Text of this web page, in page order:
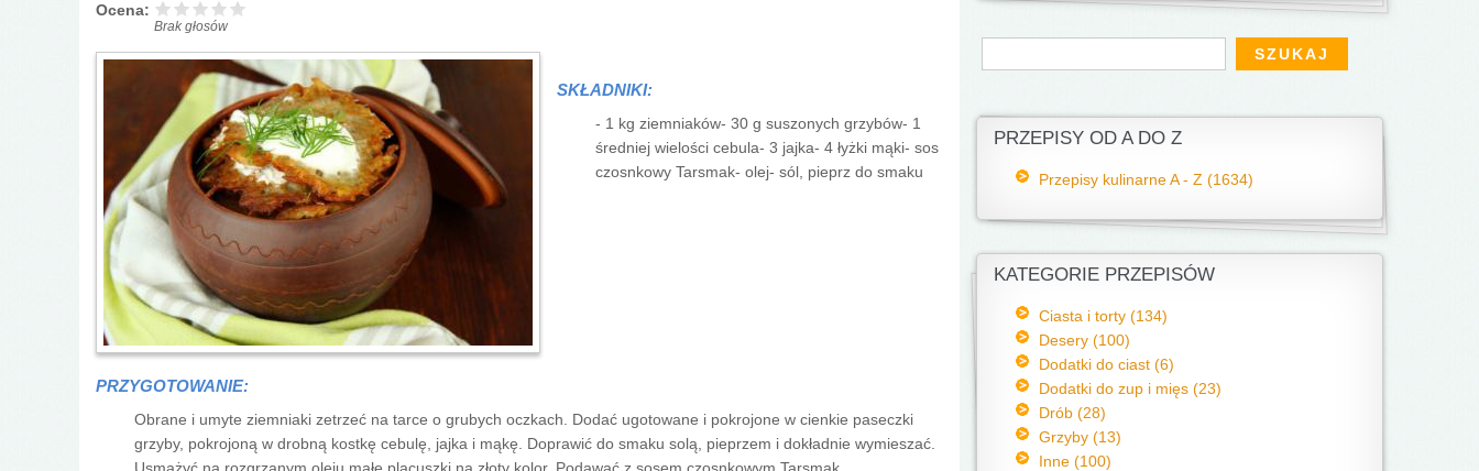
Ocena:
Brak głosów
SKŁADNIKI:
- 1 kg ziemniaków- 30 g suszonych grzybów- 1
średniej wielości cebula- 3 jajka- 4 łyżki mąki- sos
czosnkowy Tarsmak- olej- sól, pieprz do smaku
PRZYGOTOWANIE:
Obrane i umyte ziemniaki zetrzeć na tarce o grubych oczkach. Dodać ugotowane i pokrojone w cienkie paseczki
grzyby, pokrojoną w drobną kostkę cebulę, jajka i mąkę. Doprawić do smaku solą, pieprzem i dokładnie wymieszać.
Formularz wyszukiwania
Szukaj
PRZEPISY OD A DO Z
Przepisy kulinarne A - Z (1634)
KATEGORIE PRZEPISÓW
Ciasta i torty (134)
Desery (100)
Dodatki do ciast (6)
Dodatki do zup i mięs (23)
Drób (28)
Grzyby (13)
Inne (100)